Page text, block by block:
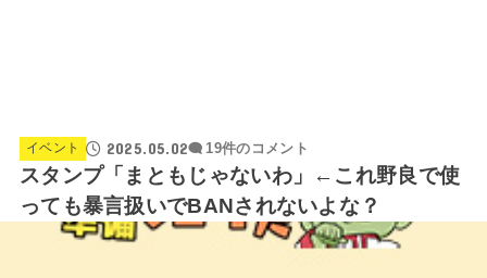
イベント 2025.05.02 19件のコメント
スタンプ「まともじゃないわ」←これ野良で使
っても暴言扱いでBANされないよな？